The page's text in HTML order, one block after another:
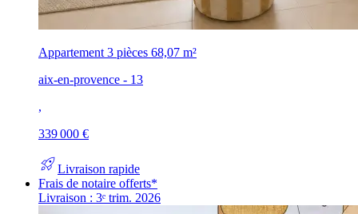
Appartement 3 pièces 68,07 m²
aix-en-provence - 13
,
339 000 €
rocket_launchLivraison rapide
Frais de notaire offerts*
Livraison : 3ᵉ trim. 2026